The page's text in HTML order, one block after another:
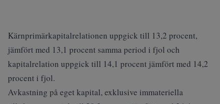
Kärnprimärkapitalrelationen uppgick till 13,2 procent,
jämfört med 13,1 procent samma period i fjol och
kapitalrelation uppgick till 14,1 procent jämfört med 14,2
procent i fjol.
Avkastning på eget kapital, exklusive immateriella